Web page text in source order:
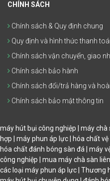
CHÍNH SÁCH
Chính sách & Quy định chung
Quy định và hình thức thanh
Chính sách vận chuyển, giao
Chính sách bảo hành
Chính sách đổi/trả hàng và
Chính sách bảo mật thông tin
máy hút bụi công nghiệp | máy chà
hợp | máy phun áp lực | hóa chất vệ
hóa chất đánh bóng sàn đá | máy
công nghiệp | mua máy chà sàn liên
các loại máy phun áp lực | Thương